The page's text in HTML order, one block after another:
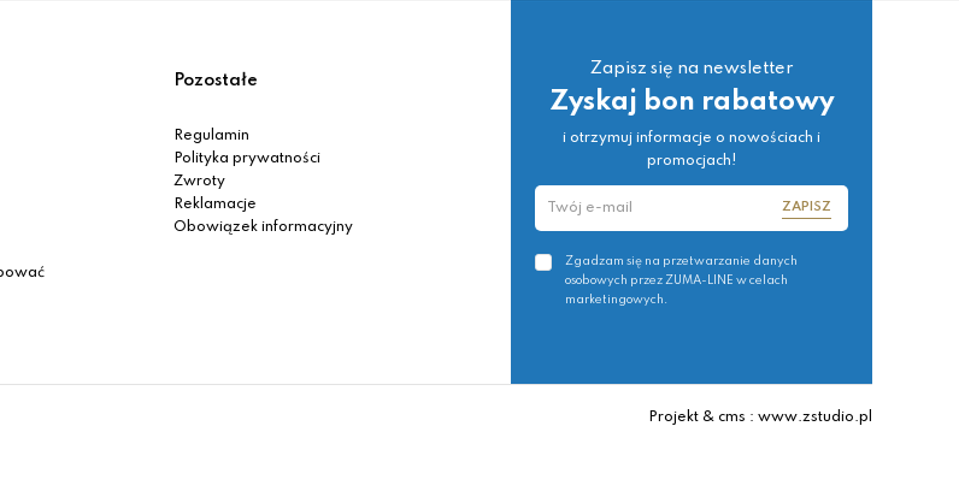
Pozostałe
Regulamin
Polityka prywatności
Zwroty
Reklamacje
Obowiązek informacyjny
Zapisz się na newsletter
Zyskaj bon rabatowy
i otrzymuj informacje o nowościach i
promocjach!
ZAPISZ
Zgadzam się na przetwarzanie danych
osobowych przez ZUMA-LINE w celach
marketingowych.
Projekt & cms : www.zstudio.pl